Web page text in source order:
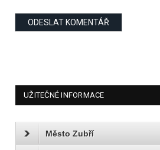
UŽITEČNÉ INFORMACE
Město Zubří